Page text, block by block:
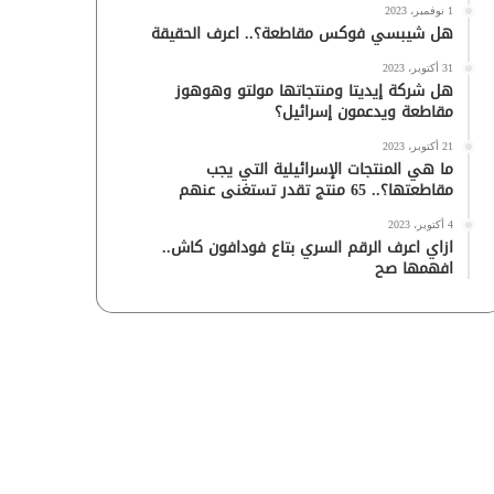
1 نوفمبر، 2023
هل شيبسي فوكس مقاطعة؟.. اعرف الحقيقة
31 أكتوبر، 2023
هل شركة إيديتا ومنتجاتها مولتو وهوهوز
مقاطعة ويدعمون إسرائيل؟
21 أكتوبر، 2023
ما هي المنتجات الإسرائيلية التي يجب
مقاطعتها؟.. 65 منتج تقدر تستغنى عنهم
4 أكتوبر، 2023
ازاي اعرف الرقم السري بتاع فودافون كاش..
افهمها صح